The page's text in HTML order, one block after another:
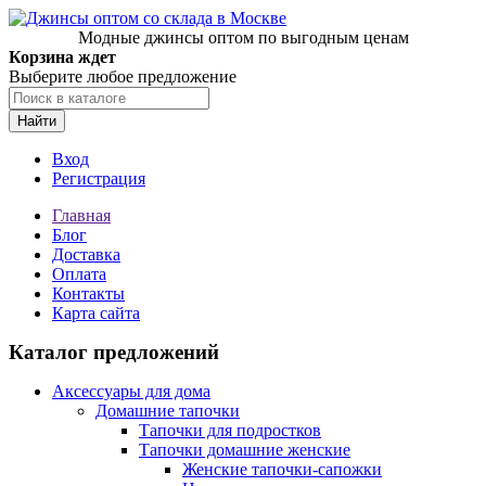
Модные джинсы оптом по выгодным ценам
Корзина ждет
Выберите любое предложение
Найти
Вход
Регистрация
Главная
Блог
Доставка
Оплата
Контакты
Карта сайта
Каталог предложений
Аксессуары для дома
Домашние тапочки
Тапочки для подростков
Тапочки домашние женские
Женские тапочки-сапожки